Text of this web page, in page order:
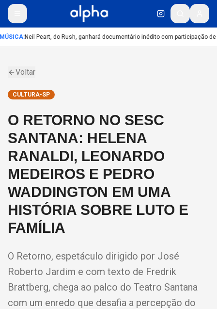
:Neil Peart, do Rush, ganhará documentário inédito com participação de
Voltar
CULTURA-SP
O RETORNO NO SESC
SANTANA: HELENA
RANALDI, LEONARDO
MEDEIROS E PEDRO
WADDINGTON EM UMA
HISTÓRIA SOBRE LUTO E
FAMÍLIA
O Retorno, espetáculo dirigido por José
Roberto Jardim e com texto de Fredrik
Brattberg, chega ao palco do Teatro Santana
com um enredo que desafia a percepção do